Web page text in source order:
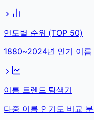
연도별 순위 (TOP 50)
1880~2024년 인기 이름
이름 트렌드 탐색기
다중 이름 인기도 비교 분